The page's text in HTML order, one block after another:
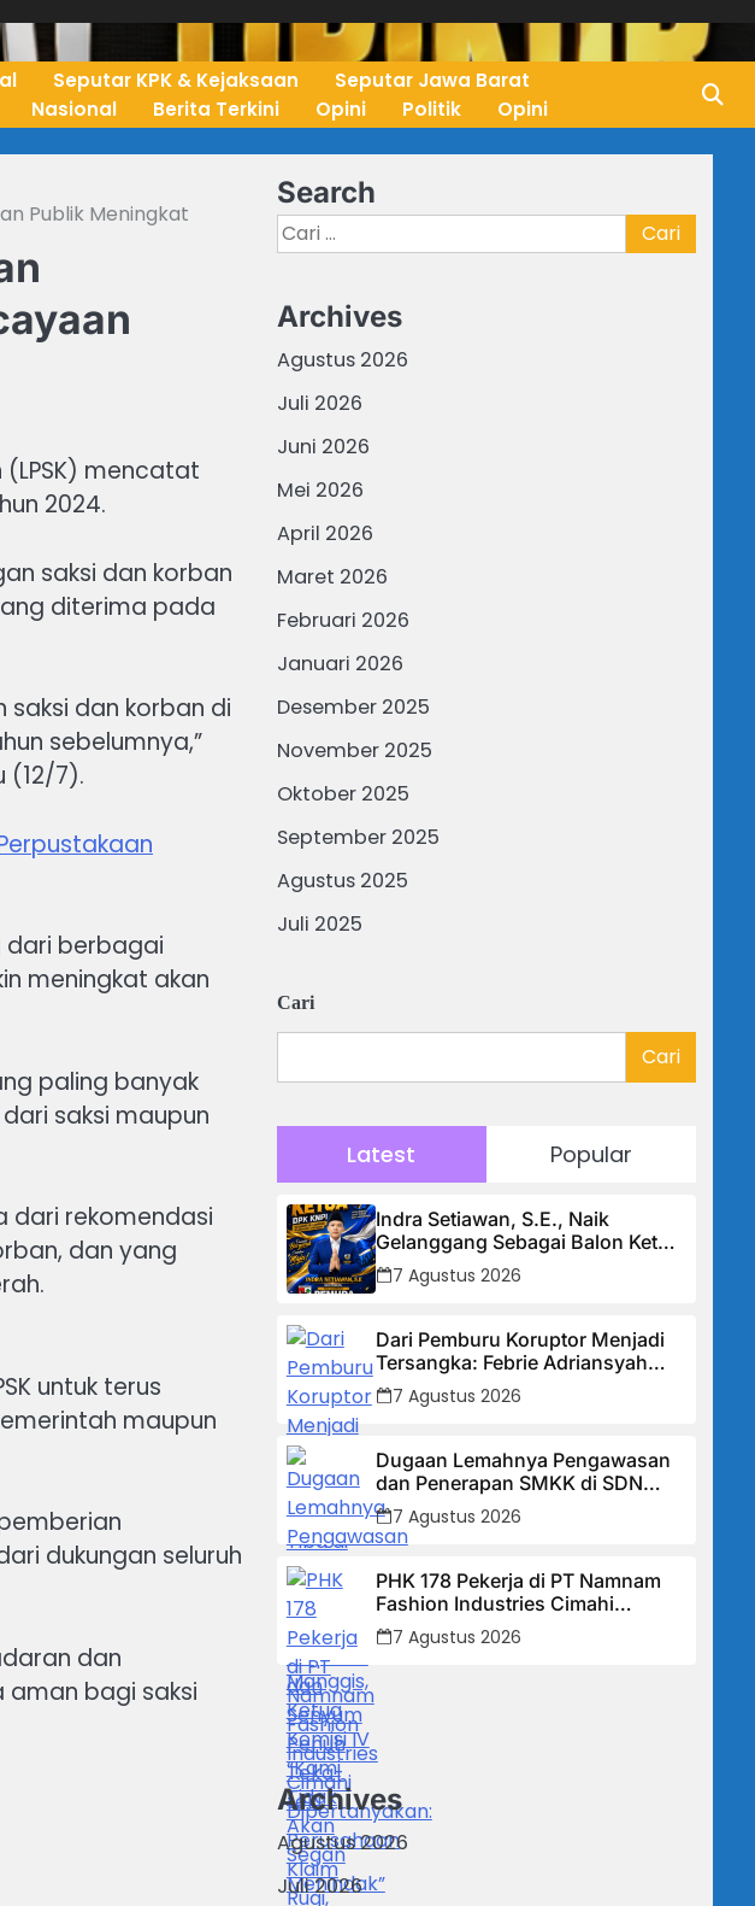
Seputar KPK & Kejaksaan
Seputar Jawa Barat
Nasional Berita Terkini Opini Politik Opini
Publik Meningkat
(LPSK) mencatat
2024.
saksi dan korban
diterima pada
dan korban di
sebelumnya,”
(12/7).
dari berbagai
meningkat akan
paling banyak
saksi maupun
dari rekomendasi
dan yang
untuk terus
maupun
dukungan seluruh
dan
aman bagi saksi
Search
Cari
untuk:
Archives
Agustus 2026
Juli 2026
Juni 2026
Mei 2026
April 2026
Maret 2026
Februari 2026
Januari 2026
Desember 2025
November 2025
Oktober 2025
September 2025
Agustus 2025
Juli 2025
Cari
Cari
Latest Popular
Indra Setiawan, S.E., Naik
Gelanggang Sebagai Balon Ketua
DPK KNPI Kecamatan Ciambar
7 Agustus 2026
Dari Pemburu Koruptor Menjadi
Tersangka: Febrie Adriansyah
Tiba di Kejagung Berborgol, Bawa
Map Biru dan Senyum Penuh
7 Agustus 2026
Dugaan Lemahnya Pengawasan
dan Penerapan SMKK di SDN
Manggis, Ketua Komisi IV “Kami
Tidak Akan Segan Menindak”
7 Agustus 2026
PHK 178 Pekerja di PT Namnam
Fashion Industries Cimahi
Dipertanyakan: Perusahaan Klaim
Rugi, Laporan Keuangan Justru
7 Agustus 2026
Archives
Agustus 2026
Juli 2026